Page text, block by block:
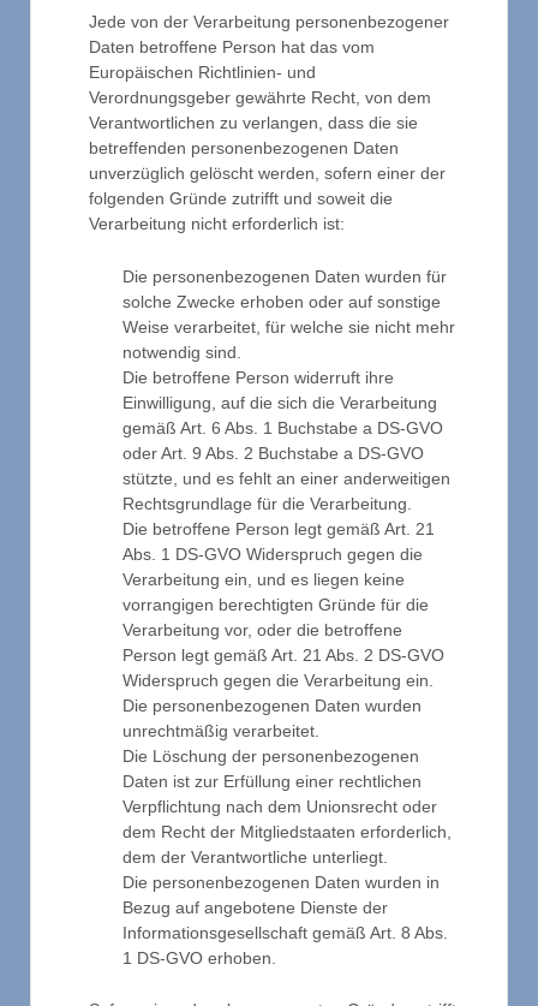
Jede von der Verarbeitung personenbezogener
Daten betroffene Person hat das vom
Europäischen Richtlinien- und
Verordnungsgeber gewährte Recht, von dem
Verantwortlichen zu verlangen, dass die sie
betreffenden personenbezogenen Daten
unverzüglich gelöscht werden, sofern einer der
folgenden Gründe zutrifft und soweit die
Verarbeitung nicht erforderlich ist:
Die personenbezogenen Daten wurden für
solche Zwecke erhoben oder auf sonstige
Weise verarbeitet, für welche sie nicht mehr
notwendig sind.
Die betroffene Person widerruft ihre
Einwilligung, auf die sich die Verarbeitung
gemäß Art. 6 Abs. 1 Buchstabe a DS-GVO
oder Art. 9 Abs. 2 Buchstabe a DS-GVO
stützte, und es fehlt an einer anderweitigen
Rechtsgrundlage für die Verarbeitung.
Die betroffene Person legt gemäß Art. 21
Abs. 1 DS-GVO Widerspruch gegen die
Verarbeitung ein, und es liegen keine
vorrangigen berechtigten Gründe für die
Verarbeitung vor, oder die betroffene
Person legt gemäß Art. 21 Abs. 2 DS-GVO
Widerspruch gegen die Verarbeitung ein.
Die personenbezogenen Daten wurden
unrechtmäßig verarbeitet.
Die Löschung der personenbezogenen
Daten ist zur Erfüllung einer rechtlichen
Verpflichtung nach dem Unionsrecht oder
dem Recht der Mitgliedstaaten erforderlich,
dem der Verantwortliche unterliegt.
Die personenbezogenen Daten wurden in
Bezug auf angebotene Dienste der
Informationsgesellschaft gemäß Art. 8 Abs.
1 DS-GVO erhoben.